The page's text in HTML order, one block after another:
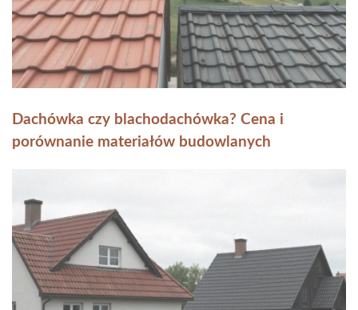
Dachówka czy blachodachówka? Cena i
porównanie materiałów budowlanych